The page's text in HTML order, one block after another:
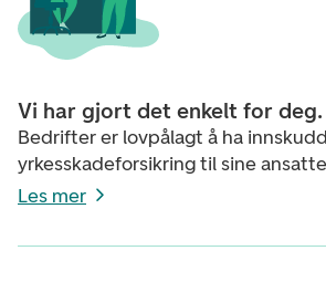
Vi har gjort det enkelt for deg.
Bedrifter er lovpålagt å ha
yrkesskadeforsikring til sine
Les mer